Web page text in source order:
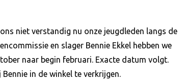
niet verstandig nu onze jeugdleden langs de
en slager Bennie Ekkel hebben we
naar begin februari. Exacte datum volgt.
in de winkel te verkrijgen.